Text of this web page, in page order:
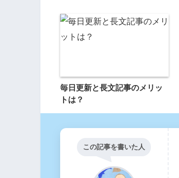
毎日更新と長文記事のメリッ
トは？
この記事を書いた人